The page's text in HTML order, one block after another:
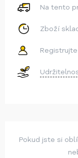
Na tento
Zboží
Pokud jste si